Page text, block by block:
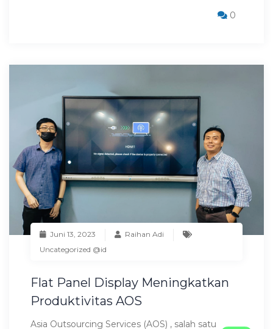
0
Juni 13, 2023
Raihan Adi
Uncategorized @id
Flat Panel Display Meningkatkan
Produktivitas AOS
Asia Outsourcing Services (AOS) , salah satu